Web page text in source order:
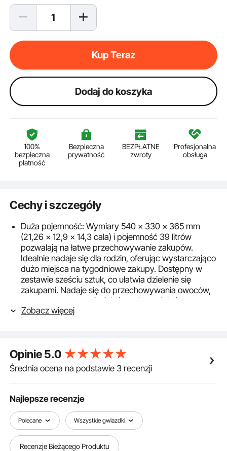
Kup Teraz
Dodaj do koszyka
100%
bezpieczna
płatność
Bezpieczna
prywatność
BEZPŁATNE
zwroty
Profesjonalna
obsługa
Cechy i szczegóły
Duża pojemność: Wymiary 540 x 330 x 365 mm
(21,26 x 12,9 x 14,3 cala) i pojemność 39 litrów
pozwalają na łatwe przechowywanie zakupów.
Idealnie nadaje się dla rodzin, oferując wystarczająco
dużo miejsca na tygodniowe zakupy. Dostępny w
zestawie sześciu sztuk, co ułatwia dzielenie się
zakupami. Nadaje się do przechowywania owoców,
warzyw, szamponu i wielu innych produktów
spożywczych.
zapachów! Dzięki gładkiej powierzchni chroniącej
Twoje rzeczy i wzmocnionemu dnu dla dodatkowego
bezpieczeństwa, z łatwością utrzyma ciężar do 75
Zaprojektowany dla Ciebie: Nasz koszyk zakupowy
uchwyty zapewniające wygodny chwyt, dzięki
czemu przenoszenie ciężkich ładunków staje się
dziecinnie proste. Konstrukcja z dwoma uchwytami
Zobacz więcej
Opinie5.0
Średnia ocena na podstawie 3 recenzji
Najlepsze recenzje
Polecane Wszystkie gwiazdki
Recenzje Bieżącego Produktu